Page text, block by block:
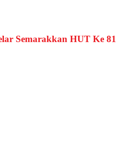
Semarakkan HUT Ke 81